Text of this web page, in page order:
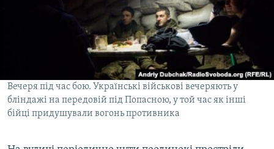
Вечеря під час бою. Українські військові вечеряють у
бліндажі на передовій під Попасною, у той час як інші
бійці придушували вогонь противника